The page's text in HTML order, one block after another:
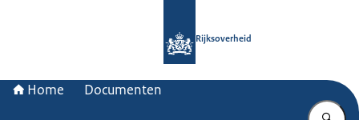
Rijksoverheid
Home Documenten